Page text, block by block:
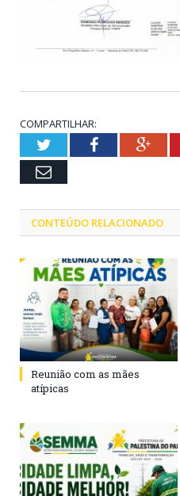
COMPARTILHAR:
TwitterFacebook
Email
CONTEÚDO RELACIONADO
Reunião com as mães
atípicas